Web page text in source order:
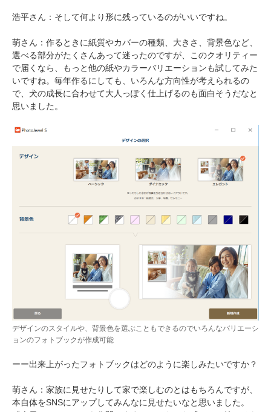
浩平さん：そして何より形に残っているのがいいですね。
萌さん：作るときに紙質やカバーの種類、大きさ、背景色など、
選べる部分がたくさんあって迷ったのですが、このクオリティー
で届くなら、もっと他の紙やカラーバリエーションも試してみた
いですね。毎年作るにしても、いろんな方向性が考えられるの
で、犬の成長に合わせて大人っぽく仕上げるのも面白そうだなと
思いました。
デザインのスタイルや、背景色を選ぶこともできるのでいろんなバリエーシ
ョンのフォトブックが作成可能
ーー出来上がったフォトブックはどのように楽しみたいですか？
萌さん：家族に見せたりして家で楽しむのとはもちろんですが、
本自体をSNSにアップしてみんなに見せたいなと思いました。